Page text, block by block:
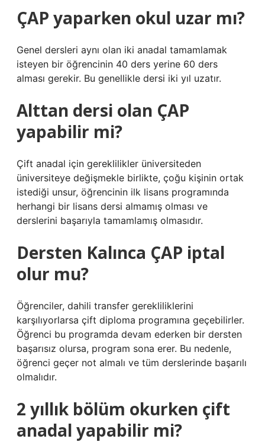
ÇAP yaparken okul uzar mı?
Genel dersleri aynı olan iki anadal tamamlamak
isteyen bir öğrencinin 40 ders yerine 60 ders
alması gerekir. Bu genellikle dersi iki yıl uzatır.
Alttan dersi olan ÇAP
yapabilir mi?
Çift anadal için gereklilikler üniversiteden
üniversiteye değişmekle birlikte, çoğu kişinin ortak
istediği unsur, öğrencinin ilk lisans programında
herhangi bir lisans dersi almamış olması ve
derslerini başarıyla tamamlamış olmasıdır.
Dersten Kalınca ÇAP iptal
olur mu?
Öğrenciler, dahili transfer gerekliliklerini
karşılıyorlarsa çift diploma programına geçebilirler.
Öğrenci bu programda devam ederken bir dersten
başarısız olursa, program sona erer. Bu nedenle,
öğrenci geçer not almalı ve tüm derslerinde başarılı
olmalıdır.
2 yıllık bölüm okurken çift
anadal yapabilir mi?